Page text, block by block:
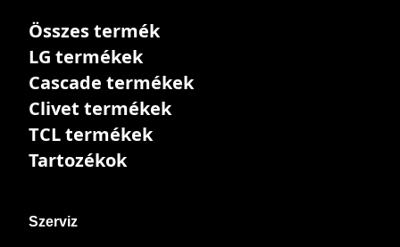
Összes termék
LG termékek
Cascade termékek
Clivet termékek
TCL termékek
Tartozékok
Szerviz